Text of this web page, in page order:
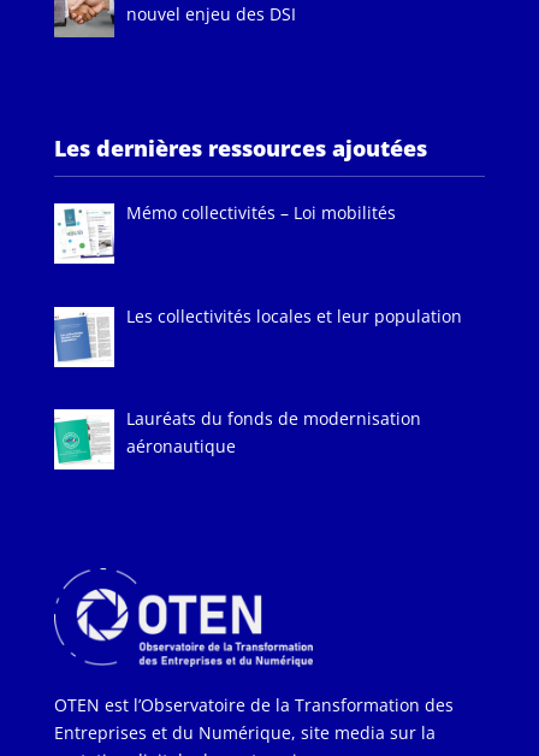
nouvel enjeu des DSI
Les dernières ressources ajoutées
Mémo collectivités – Loi mobilités
Les collectivités locales et leur population
Lauréats du fonds de modernisation
aéronautique
OTEN est l’Observatoire de la Transformation des
Entreprises et du Numérique, site media sur la